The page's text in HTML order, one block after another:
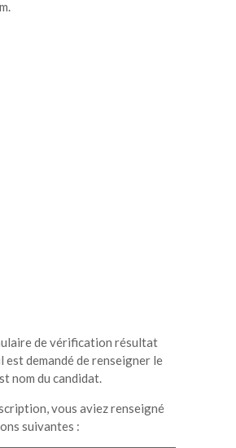
de vérification résultat
est demandé de renseigner le
nom du candidat.
vous aviez renseigné
suivantes :